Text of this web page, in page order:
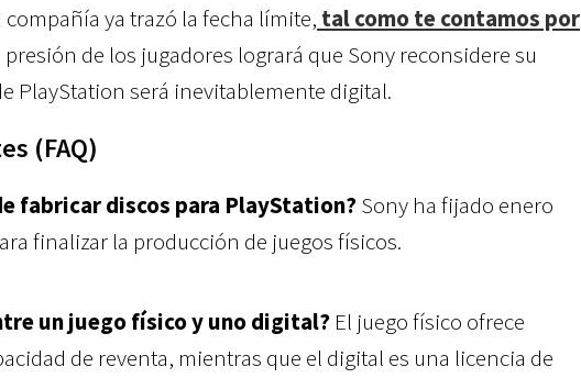
ya trazó la fecha límite, tal como te contamos por
presión de los jugadores logrará que Sony reconsidere su
PlayStation será inevitablemente digital.
(FAQ)
fabricar discos para PlayStation?Sony ha fijado enero
finalizar la producción de juegos físicos.
un juego físico y uno digital? El juego físico ofrece
de reventa, mientras que el digital es una licencia de